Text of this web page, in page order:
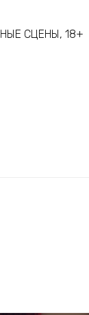
СЦЕНЫ, 18+